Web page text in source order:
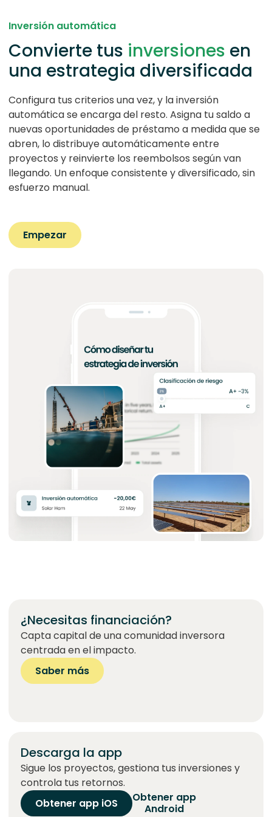
Inversión automática
Convierte tus inversiones en
una estrategia diversificada
Configura tus criterios una vez, y la inversión
automática se encarga del resto. Asigna tu saldo a
nuevas oportunidades de préstamo a medida que se
abren, lo distribuye automáticamente entre
proyectos y reinvierte los reembolsos según van
llegando. Un enfoque consistente y diversificado, sin
esfuerzo manual.
Empezar
¿Necesitas financiación?
Capta capital de una comunidad inversora
centrada en el impacto.
Saber más
Descarga la app
Sigue los proyectos, gestiona tus inversiones y
controla tus retornos.
Obtener app iOS
Obtener app
Android